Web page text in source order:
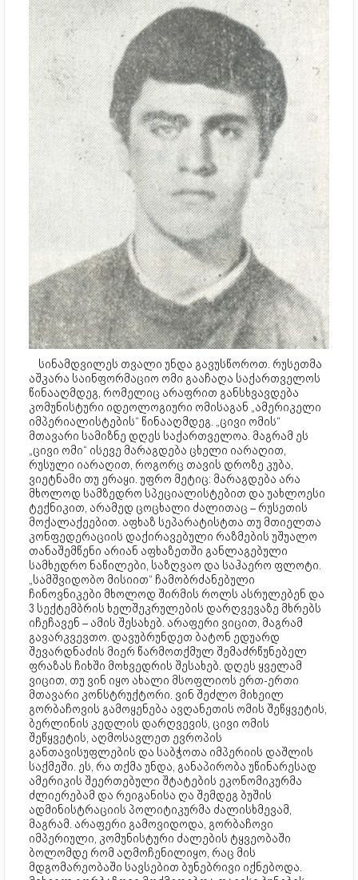
სინამდვილეს თვალი უნდა გავუსწოროთ. რუსეთმა
აშკარა საინფორმაციო ომი გააჩაღა საქართველოს
წინააღმდეგ, რომელიც არაფრით განსხვავდება
კომუნისტური იდეოლოგიური ომისაგან „ამერიკელი
იმპერიალისტების“ წინააღმდეგ. „ცივი ომის“
მთავარი სამიზნე დღეს საქართველოა. მაგრამ ეს
„ცივი ომი“ ისევე მარაგდება ცხელი იარაღით,
რუსული იარაღით, როგორც თავის დროზე კუბა,
ვიეტნამი თუ ერაყი. უფრო მეტიც: მარაგდება არა
მხოლოდ სამზედრო სპეციალისტებით და უახლოესი
ტექნიკით, არამედ ცოცხალი ძალითაც – რუსეთის
მოქალაქეებით. აფხაზ სეპარატისტთა თუ მთიელთა
კონფედერაციის დაქირავებული რაზმების უშუალო
თანაშემწენი არიან აფხაზეთში განლაგებული
სამხედრო ნაწილები, საზღვაო და საჰაერო ფლოტი.
„სამშვიდობო მისიით“ ჩამობრძანებული
ჩინოვნიკები მხოლოდ შირმის როლს ასრულებენ და
3 სექტემბრის ხელშეკრულების დარღვევაზე მხრებს
იჩეჩავენ – ამის შესახებ. არაფერი ვიცით, მაგრამ
გავარკვევთო. დავუბრუნდეთ ბატონ ედუარდ
შევარდნაძის მიერ წარმოთქმულ შემაძრწუნებელ
ფრაზას ჩიხში მოხვედრის შესახებ. დღეს ყველამ
ვიცით, თუ ვინ იყო ახალი მსოფლიოს ერთ-ერთი
მთავარი კონსტრუქტორი. ვინ შეძლო მიხეილ
გორბაჩოვის გამოყენება ავღანეთის ომის შეწყვეტის,
ბერლინის კედლის დარღვევის, ცივი ომის
შეწყვეტის, აღმოსავლეთ ევროპის
განთავისუფლების და საბჭოთა იმპერიის დაშლის
საქმეში. ეს, რა თქმა უნდა, განაპირობა უწინარესად
ამერიკის შეერთებული შტატების ეკონომიკურმა
ძლიერებამ და რეიგანისა ღა შემდეგ ბუშის
ადმინისტრაციის პოლიტიკურმა ძალისხმევამ,
მაგრამ. არაფერი გამოვიდოდა, გორბაჩოვი
იმპერიული, კომუნისტური ძალების ტყვეობაში
ბოლომდე რომ აღმოჩენილიყო, რაც მის
მდგომარეობაში სავსებით ბუნებრივი იქნებოდა.